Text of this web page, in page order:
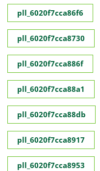
pll_6020f7cca86f6
pll_6020f7cca8730
pll_6020f7cca886f
pll_6020f7cca88a1
pll_6020f7cca88db
pll_6020f7cca8917
pll_6020f7cca8953